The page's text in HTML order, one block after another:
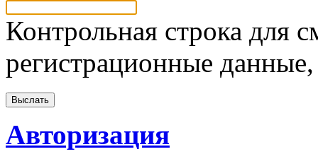
Контрольная строка для
регистрационные
Авторизация